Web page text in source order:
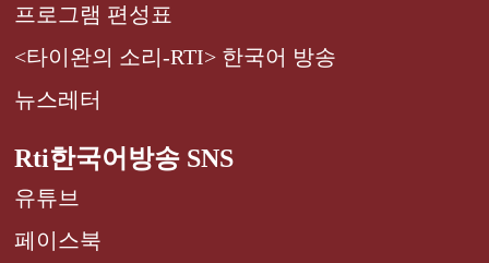
프로그램 편성표
<타이완의 소리-RTI> 한국어 방송
뉴스레터
Rti한국어방송 SNS
유튜브
페이스북